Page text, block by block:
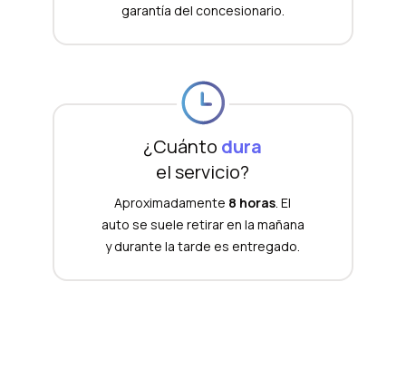
garantía del concesionario.
¿Cuánto dura
el servicio?
Aproximadamente 8 horas. El
auto se suele retirar en la mañana
y durante la tarde es entregado.